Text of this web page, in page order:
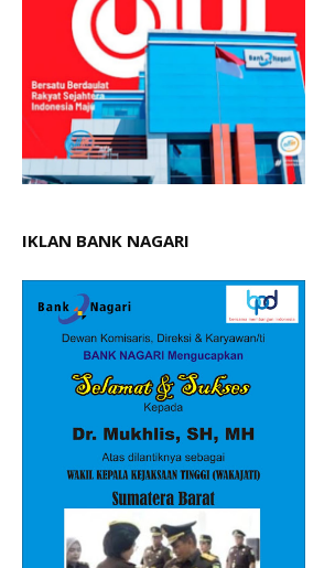
IKLAN BANK NAGARI